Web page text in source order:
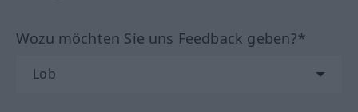
Wozu möchten Sie uns Feedback geben?*